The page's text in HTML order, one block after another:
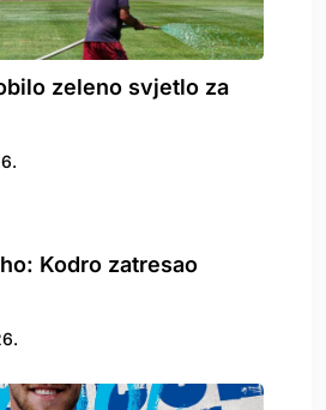
zeleno svjetlo za
Kodro zatresao